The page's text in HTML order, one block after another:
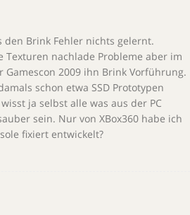
den Brink Fehler nichts gelernt.
Texturen nachlade Probleme aber im
2009 ihn Brink Vorführung.
schon etwa SSD Prototypen
ja selbst alle was aus der PC
sein. Nur von XBox360 habe ich
fixiert entwickelt?